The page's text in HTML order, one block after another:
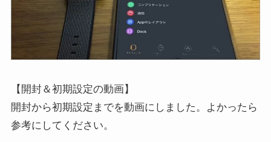
【開封＆初期設定の動画】
開封から初期設定までを動画にしました。よかったら
参考にしてください。